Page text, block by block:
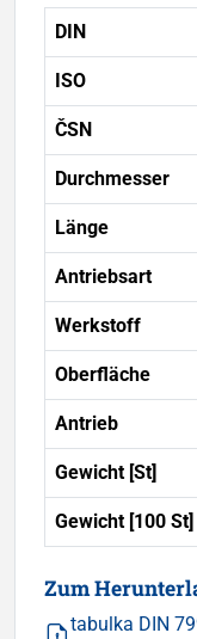
DIN
ISO
ČSN
Durchmesser
Länge
Antriebsart
Werkstoff
Oberfläche
Antrieb
Gewicht [St]
Gewicht [100 St]
Zum
tabulka DIN